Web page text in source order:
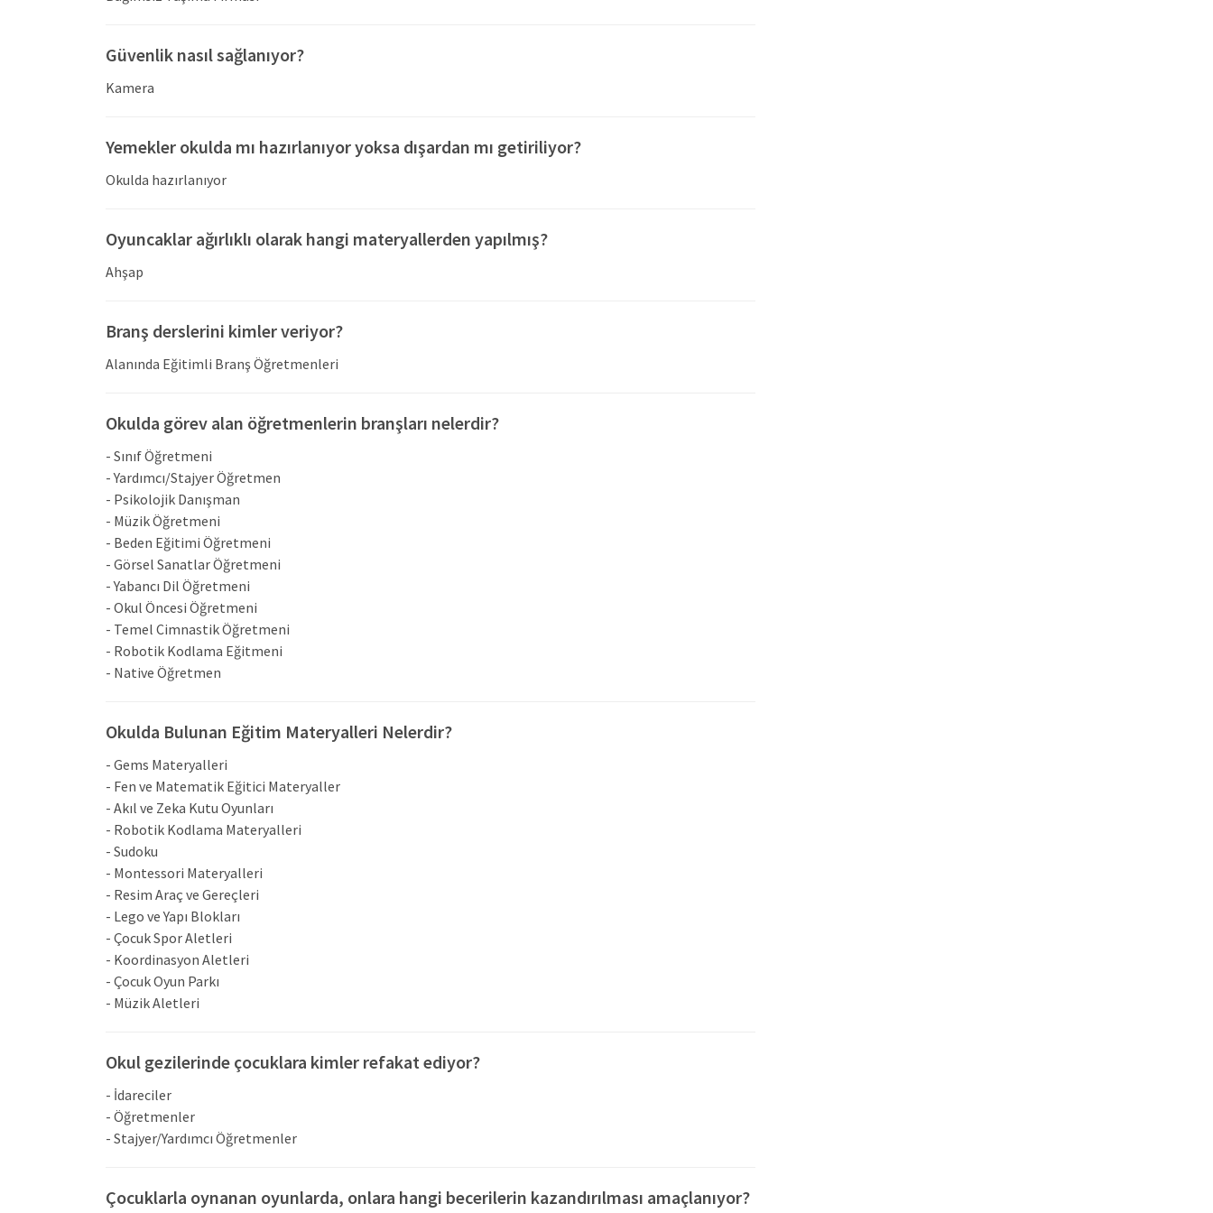
Özel Safari Çocuk Anaokulu, Atatürk ilke ve inkılaplarına bağlı olarak yetiştirilen çocukların milli
Güvenlik nasıl sağlanıyor?
Kamera
Yemekler okulda mı hazırlanıyor yoksa dışardan mı getiriliyor?
Okulda hazırlanıyor
Oyuncaklar ağırlıklı olarak hangi materyallerden yapılmış?
Ahşap
Branş derslerini kimler veriyor?
Alanında Eğitimli Branş Öğretmenleri
Okulda görev alan öğretmenlerin branşları nelerdir?
- Sınıf Öğretmeni
- Yardımcı/Stajyer Öğretmen
- Psikolojik Danışman
- Müzik Öğretmeni
- Beden Eğitimi Öğretmeni
- Görsel Sanatlar Öğretmeni
- Yabancı Dil Öğretmeni
- Okul Öncesi Öğretmeni
- Temel Cimnastik Öğretmeni
- Robotik Kodlama Eğitmeni
- Native Öğretmen
Okulda Bulunan Eğitim Materyalleri Nelerdir?
- Gems Materyalleri
- Fen ve Matematik Eğitici Materyaller
- Akıl ve Zeka Kutu Oyunları
- Robotik Kodlama Materyalleri
- Sudoku
- Montessori Materyalleri
- Resim Araç ve Gereçleri
- Lego ve Yapı Blokları
- Çocuk Spor Aletleri
- Koordinasyon Aletleri
- Çocuk Oyun Parkı
- Müzik Aletleri
Okul gezilerinde çocuklara kimler refakat ediyor?
- İdareciler
- Öğretmenler
- Stajyer/Yardımcı Öğretmenler
Çocuklarla oynanan oyunlarda, onlara hangi becerilerin kazandırılması amaçlanıyor?